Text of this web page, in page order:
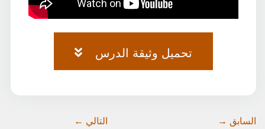
تحميل وثيقة الدرس
السابق → التالي ←